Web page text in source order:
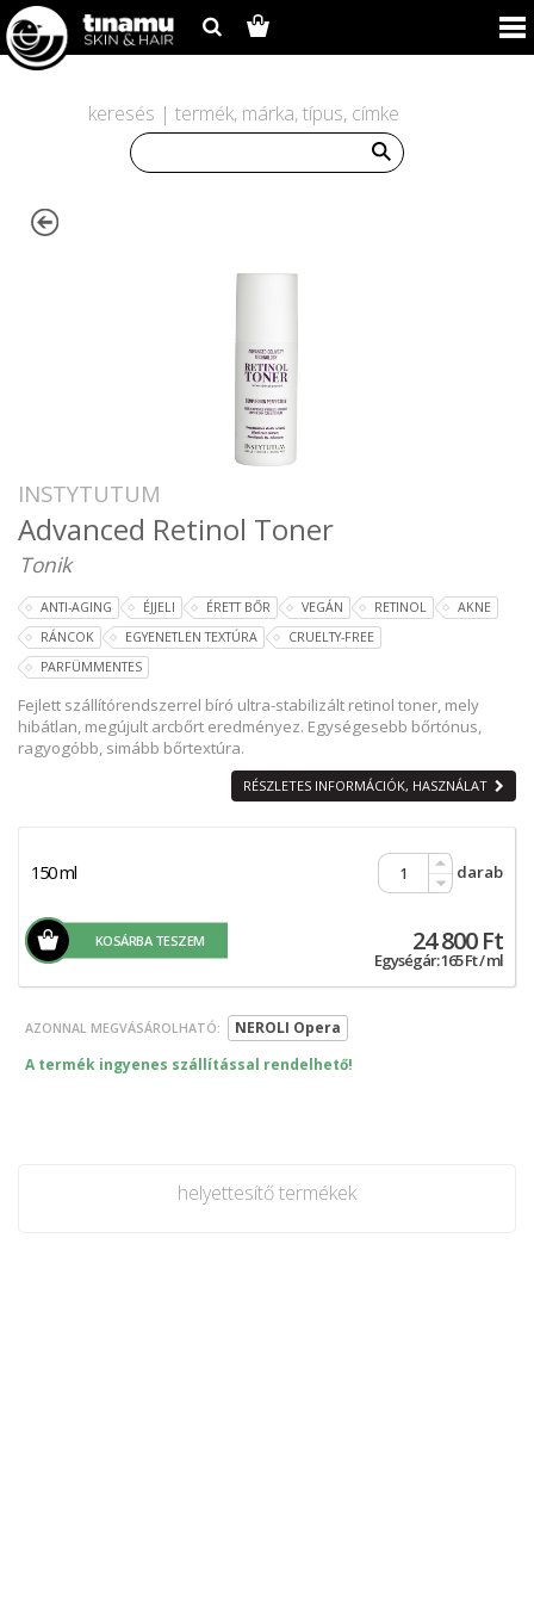
keresés | termék, márka, típus, címke
INSTYTUTUM
Advanced Retinol Toner
Tonik
ANTI-AGING ÉJJELI ÉRETT BŐR VEGÁN RETINOL
AKNE
RÁNCOK
EGYENETLEN TEXTÚRA
CRUELTY-FREE
PARFÜMMENTES
Fejlett szállítórendszerrel bíró ultra-stabilizált retinol toner, mely
hibátlan, megújult arcbőrt eredményez. Egységesebb bőrtónus,
ragyogóbb, simább bőrtextúra.
RÉSZLETES INFORMÁCIÓK, HASZNÁLAT
150 ml darab
KOSÁRBA TESZEM 24 800 Ft
Egységár: 165 Ft / ml
AZONNAL MEGVÁSÁROLHATÓ:
NEROLI Opera
A termék ingyenes szállítással rendelhető!
helyettesítő termékek